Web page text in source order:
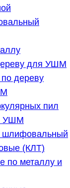
для УШМ
дереву
пил
УШМ
шлифовальный
(КЛТ)
по металлу и